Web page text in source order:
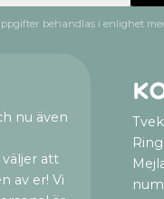
behandlas i enlighet
nu även
att
av er! Vi